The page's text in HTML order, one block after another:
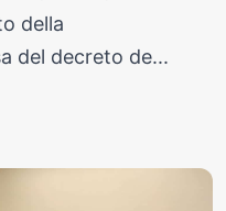
della
del decreto de...